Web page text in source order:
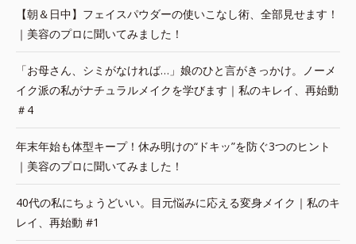
【朝＆日中】フェイスパウダーの使いこなし術、全部見せます！
｜美容のプロに聞いてみました！
「お母さん、シミがなければ…」娘のひと言がきっかけ。ノーメ
イク派の私がナチュラルメイクを学びます｜私のキレイ、再始動
＃4
年末年始も体型キープ！休み明けの“ドキッ”を防ぐ3つのヒント
｜美容のプロに聞いてみました！
40代の私にちょうどいい。目元悩みに応える変身メイク｜私のキ
レイ、再始動 #1